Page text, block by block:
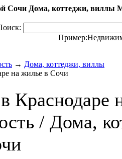
Сочи Дома, коттеджи, виллы
Пример:
→ Дома, коттеджи, виллы
на жилье в Сочи
Краснодаре
/ Дома,